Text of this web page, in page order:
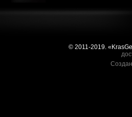
© 2011-2019.